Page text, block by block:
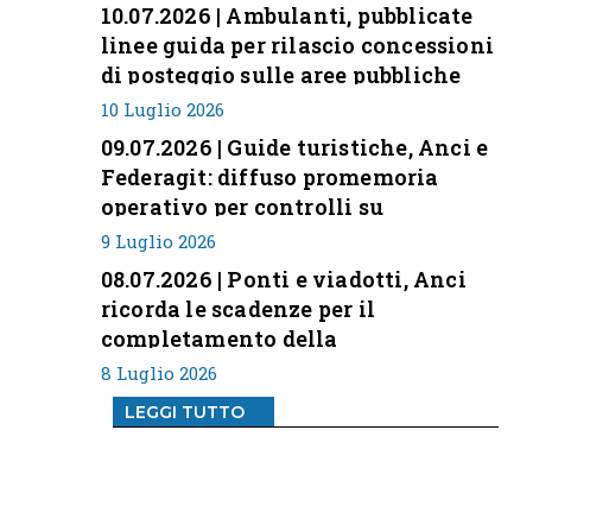
10.07.2026 | Ambulanti, pubblicate
linee guida per rilascio concessioni
di posteggio sulle aree pubbliche
10 Luglio 2026
09.07.2026 | Guide turistiche, Anci e
Federagit: diffuso promemoria
operativo per controlli su
professione
9 Luglio 2026
08.07.2026 | Ponti e viadotti, Anci
ricorda le scadenze per il
completamento della
classificazione del rischio
8 Luglio 2026
LEGGI TUTTO